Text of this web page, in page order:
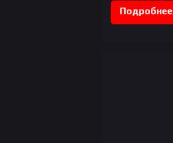
Подробнее